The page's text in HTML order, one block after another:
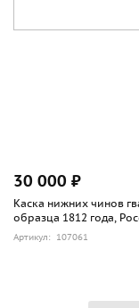
30 000 ₽
Каска нижних чинов
образца 1812 года,
Артикул: 107061